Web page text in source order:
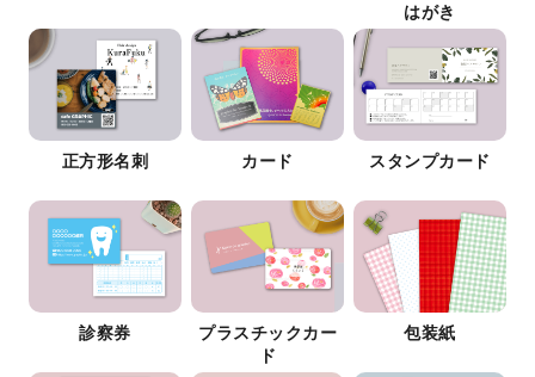
はがき
正方形名刺 カード スタンプカード
診察券
プラスチックカー
ド
包装紙